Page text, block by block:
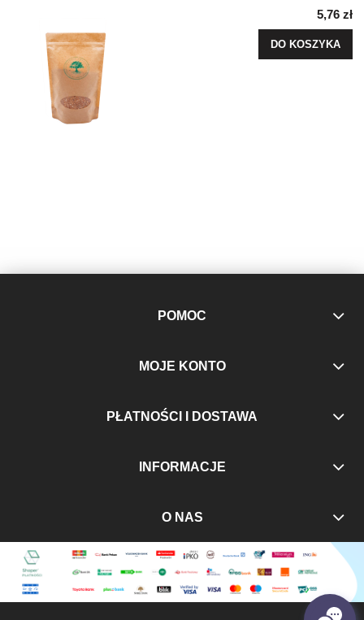
5,76 zł
DO KOSZYKA
POMOC
MOJE KONTO
PŁATNOŚCI I DOSTAWA
INFORMACJE
O NAS